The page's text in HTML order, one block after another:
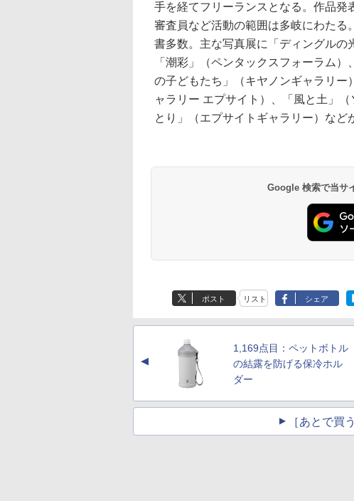
手を経てフリーランスとなる。作品発
審査員など活動の範囲は多岐にわた
書多数。主な写真展に「ディングルの
「潮彩」（ペンタックスフォーラム
の子どもたち」（キヤノンギャラリ
ャラリー エプサイト）、「風と土」
とり」（エプサイトギャラリー）など
Google 検索で当サ
ポスト リスト シェア
▲
1,169点目：ペットボトル
の結露を防げる保冷ホル
ダー
［あとで買